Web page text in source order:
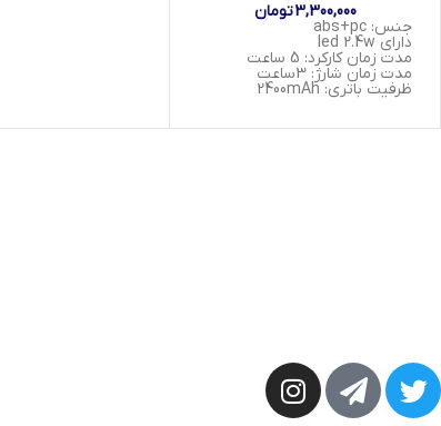
3,300,000تومان
جنس: abs+pc
دارای led 2.4w
مدت زمان کارکرد: 5 ساعت
مدت زمان شارژ: 3ساعت
ظرفیت باتری: 2400mAh
اتصال بی سیم